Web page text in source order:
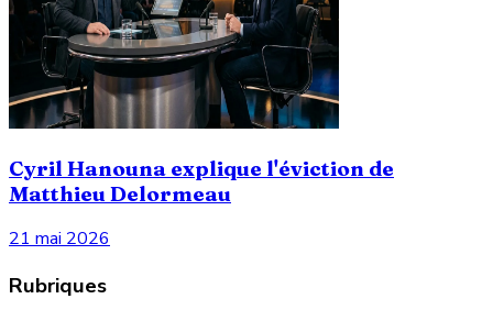
Cyril Hanouna explique l'éviction de
Matthieu Delormeau
21 mai 2026
Rubriques